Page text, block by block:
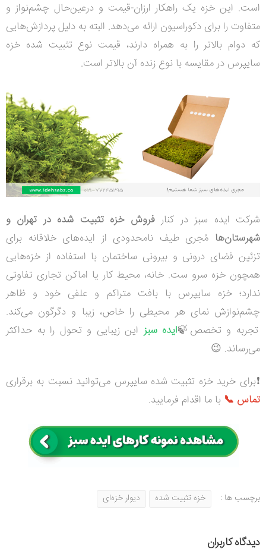
است. این خزه یک راهکار ارزان-قیمت و درعین‌حال چشم‌نواز و
متفاوت را برای دکوراسیون ارائه می‌دهد. البته به دلیل پردازش‌هایی
که دوام بالاتر را به همراه دارند، قیمت نوع تثبیت شده خزه
سایپرس در مقایسه با نوع زنده آن بالاتر است.
شرکت ایده سبز در کنارفروش خزه تثبیت شده در تهران و
شهرستان‌ها مُجری طیف نامحدودی از ایده‌های خلاقانه برای
تزئین فضای درونی و بیرونی ساختمان با استفاده از خزه‌هایی
همچون خزه سرو ست. خانه، محیط کار یا اماکن تجاری تفاوتی
ندارد؛ خزه سایپرس با بافت متراکم و علفی خود و ظاهر
چشم‌نوازش نمای هر محیطی را خاص، زیبا و دگرگون می‌کند.
تجربه و تخصص🍃ایده سبزاین زیبایی و تحول را به حداکثر
می‌رساند. 😉
❗برای خرید خزه تثبیت شده سایپرس می‌توانید نسبت به برقراری
تماس 📞 با ما اقدام فرمایید.
برچسب ها : خزه تثبیت شده دیوار خزه‌ای
دیدگاه کاربران